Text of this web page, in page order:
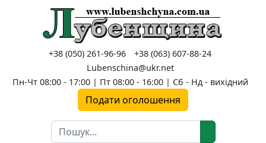
+38 (050) 261-96-96
+38 (063) 607-88-24
Lubenschina@ukr.net
Пн-Чт 08:00 - 17:00 | Пт 08:00 - 16:00 | Сб - Нд - вихідний
Подати оголошення
Пошук